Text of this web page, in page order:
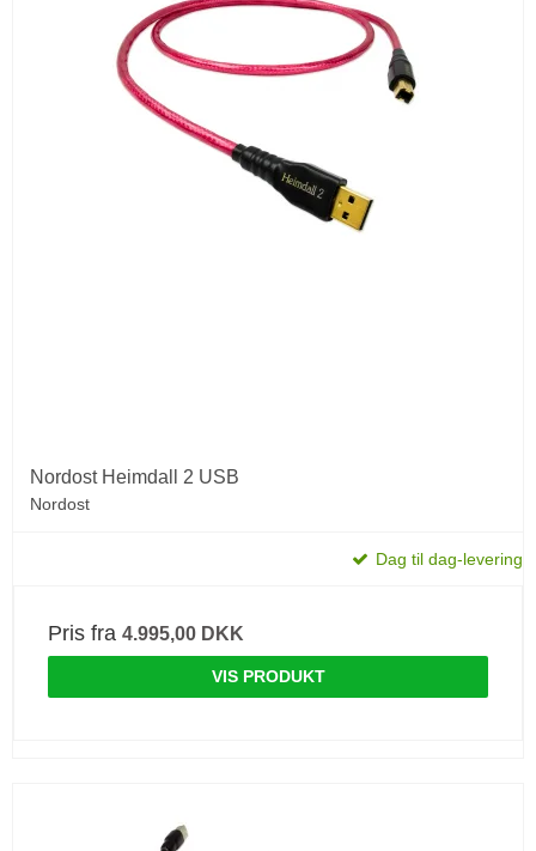
Nordost Heimdall 2 USB
Nordost
Dag til dag-levering
Pris fra 4.995,00 DKK
VIS PRODUKT